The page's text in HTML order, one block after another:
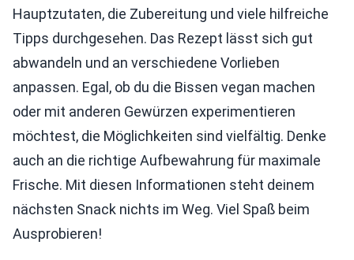
Hauptzutaten, die Zubereitung und viele hilfreiche
Tipps durchgesehen. Das Rezept lässt sich gut
abwandeln und an verschiedene Vorlieben
anpassen. Egal, ob du die Bissen vegan machen
oder mit anderen Gewürzen experimentieren
möchtest, die Möglichkeiten sind vielfältig. Denke
auch an die richtige Aufbewahrung für maximale
Frische. Mit diesen Informationen steht deinem
nächsten Snack nichts im Weg. Viel Spaß beim
Ausprobieren!